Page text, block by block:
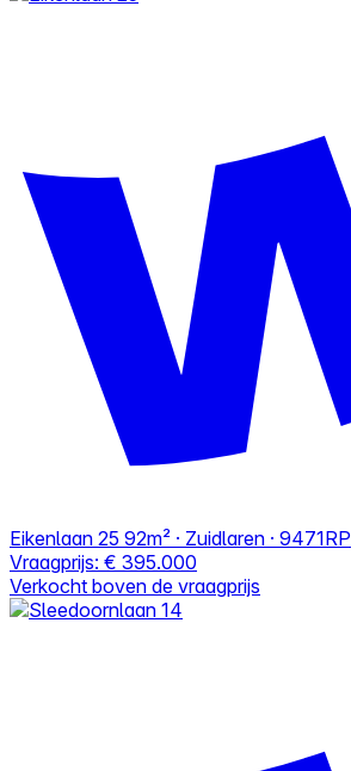
Eikenlaan 25 92m² · Zuidlaren · 9471RP
Vraagprijs: € 395.000
Verkocht boven de vraagprijs